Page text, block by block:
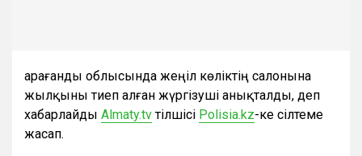
Қарағанды облысында жеңіл көліктің салонына
жылқыны тиеп алған жүргізуші анықталды, деп
хабарлайды Almaty.tvтілшісі Polisia.kz-ке сілтеме
жасап.